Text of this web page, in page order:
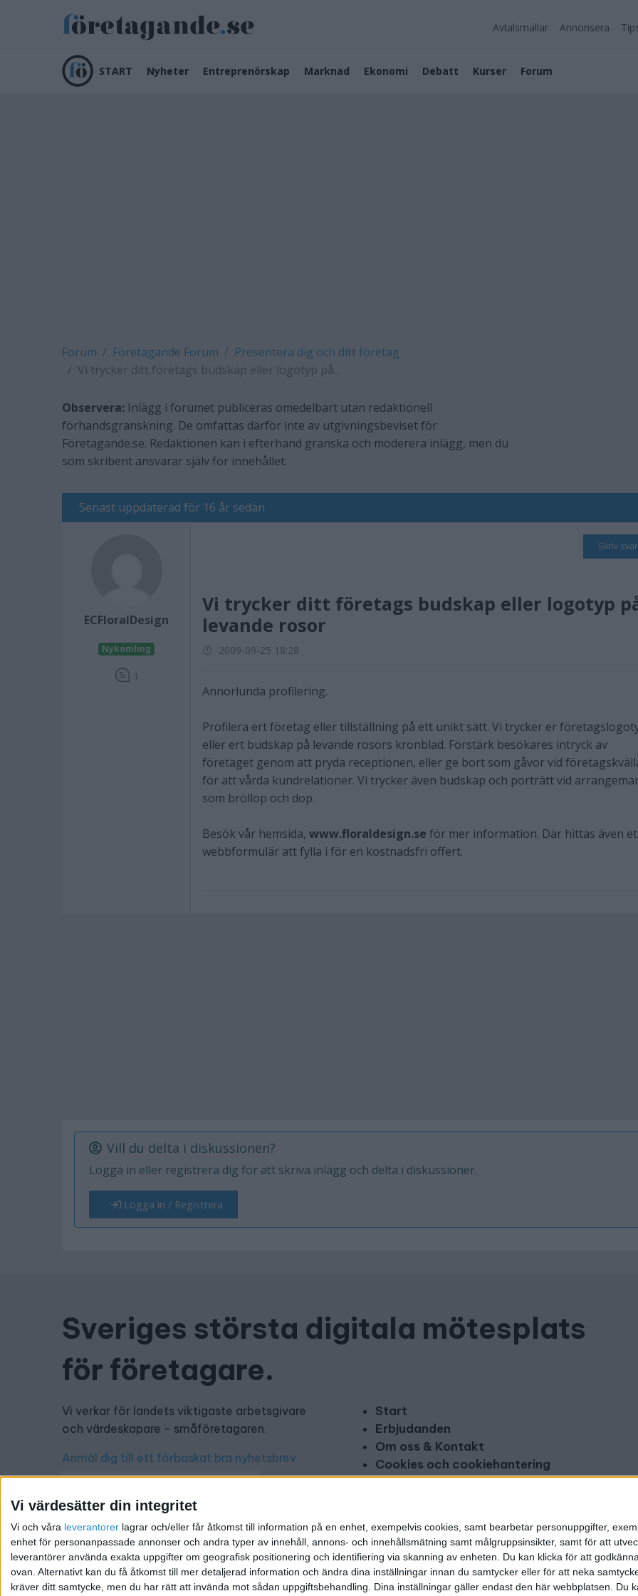
Vi värdesätter din integritet
Vi och våra leverantorer lagrar och/eller får åtkomst till information på en enhet, exempelvis cookies, samt bearbetar personuppgifter,
enhet för personanpassade annonser och andra typer av innehåll, annons- och innehållsmätning samt målgruppsinsikter, samt för att
leverantörer använda exakta uppgifter om geografisk positionering och identifiering via skanning av enheten. Du kan klicka för att
ovan. Alternativt kan du få åtkomst till mer detaljerad information och ändra dina inställningar innan du samtycker eller för att neka
kräver ditt samtycke, men du har rätt att invända mot sådan uppgiftsbehandling. Dina inställningar gäller endast den här webbplatsen.
Avtalsmallar Annonsera
START Nyheter Entreprenörskap Marknad Ekonomi Debatt Kurser Forum
Forum Företagande Forum
Presentera dig och ditt företag
Vi trycker ditt företags budskap eller logotyp på...
Observera: Inlägg i forumet publiceras omedelbart utan redaktionell
förhandsgranskning. De omfattas därför inte av utgivningsbeviset för
Företagande.se. Redaktionen kan i efterhand granska och moderera inlägg, men du
som skribent ansvarar själv för innehållet.
Senast uppdaterad för 16 år sedan
ECFloralDesign
Nykomling
1
Skriv svar
Vi trycker ditt företags budskap eller logotyp
levande rosor
2009-09-25 18:28
Annorlunda profilering.
Profilera ert företag eller tillställning på ett unikt sätt. Vi trycker er
eller ert budskap på levande rosors kronblad. Förstärk besökares intryck av
företaget genom att pryda receptionen, eller ge bort som gåvor vid
för att vårda kundrelationer. Vi trycker även budskap och porträtt vid
som bröllop och dop.
Besök vår hemsida, www.floraldesign.se för mer information. Där hittas även
webbformulär att fylla i för en kostnadsfri offert.
Vill du delta i diskussionen?
Logga in eller registrera dig för att skriva inlägg och delta i diskussioner.
Logga in / Registrera
Sveriges största digitala mötesplats
för företagare.
Vi verkar för landets viktigaste arbetsgivare
och värdeskapare - småföretagaren.
Anmäl dig till ett förbaskat bra nyhetsbrev
Har du ett nyhetstips?
Kontakta oss: info@foretagande.se
Start
Erbjudanden
Om oss & Kontakt
Cookies och cookiehantering
Copyright och disclaimer